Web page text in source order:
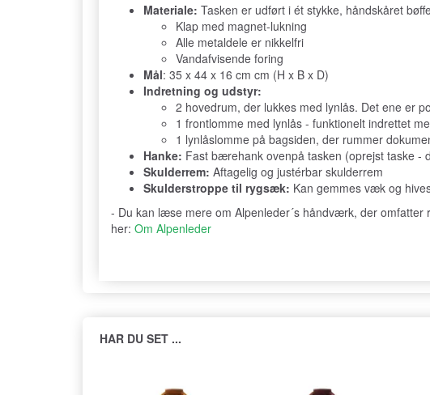
Materiale: Tasken er udført i ét stykke, håndskåret
Klap med magnet-lukning
Alle metaldele er nikkelfri
Vandafvisende foring
Mål: 35 x 44 x 16 cm cm (H x B x D)
Indretning og udstyr:
2 hovedrum, der lukkes med lynlås. Det ene er
1 frontlomme med lynlås - funktionelt indrettet
1 lynlåslomme på bagsiden, der rummer
Hanke: Fast bærehank ovenpå tasken (oprejst taske -
Skulderrem: Aftagelig og justérbar skulderrem
Skulderstroppe til rygsæk: Kan gemmes væk og
- Du kan læse mere om Alpenleder´s håndværk, der
her: Om Alpenleder
HAR DU SET ...